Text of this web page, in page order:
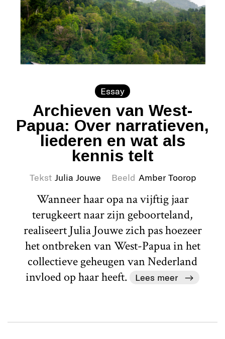
Essay
Archieven van West-
Papua: Over narratieven,
liederen en wat als
kennis telt
Tekst Julia Jouwe Beeld Amber Toorop
Wanneer haar opa na vijftig jaar
terugkeert naar zijn geboorteland,
realiseert Julia Jouwe zich pas hoezeer
het ontbreken van West-Papua in het
collectieve geheugen van Nederland
invloed op haar heeft.
Lees meer